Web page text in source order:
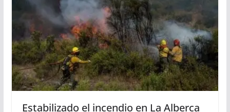
Estabilizado el incendio en La Alberca